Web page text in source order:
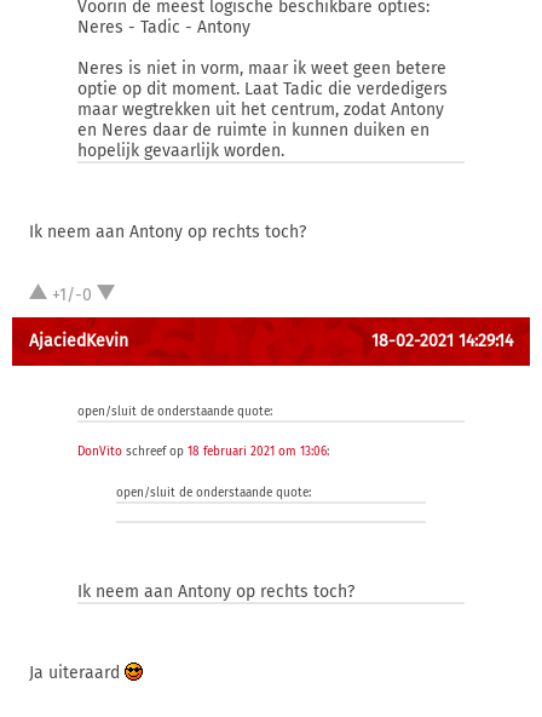
Voorin de meest logische beschikbare opties:
Neres - Tadic - Antony
Neres is niet in vorm, maar ik weet geen betere
optie op dit moment. Laat Tadic die verdedigers
maar wegtrekken uit het centrum, zodat Antony
en Neres daar de ruimte in kunnen duiken en
hopelijk gevaarlijk worden.
Ik neem aan Antony op rechts toch?
+1/-0
AjaciedKevin 18-02-2021 14:29:14
open/sluit de onderstaande quote:
DonVito schreef op 18 februari 2021 om 13:06:
open/sluit de onderstaande quote:
Ik neem aan Antony op rechts toch?
Ja uiteraard